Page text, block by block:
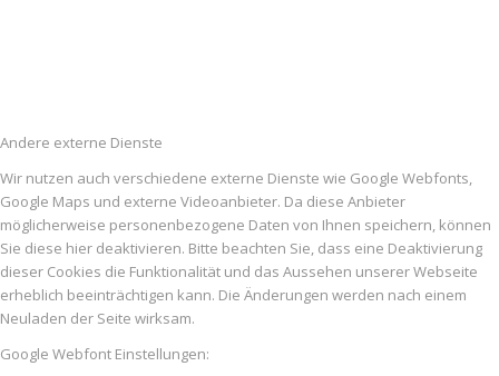
Andere externe Dienste
Wir nutzen auch verschiedene externe Dienste wie Google Webfonts,
Google Maps und externe Videoanbieter. Da diese Anbieter
möglicherweise personenbezogene Daten von Ihnen speichern, können
Sie diese hier deaktivieren. Bitte beachten Sie, dass eine Deaktivierung
dieser Cookies die Funktionalität und das Aussehen unserer Webseite
erheblich beeinträchtigen kann. Die Änderungen werden nach einem
Neuladen der Seite wirksam.
Google Webfont Einstellungen: